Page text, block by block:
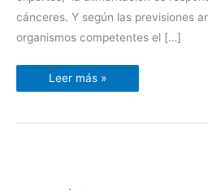
cánceres. Y según las previsiones
organismos competentes el […]
Leer más »